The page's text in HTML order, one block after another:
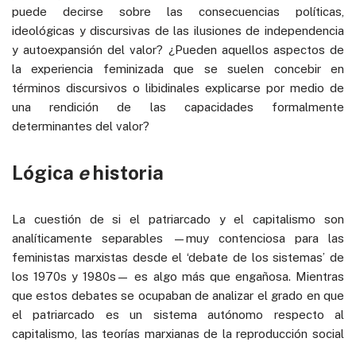
puede decirse sobre las consecuencias políticas,
ideológicas y discursivas de las ilusiones de independencia
y autoexpansión del valor? ¿Pueden aquellos aspectos de
la experiencia feminizada que se suelen concebir en
términos discursivos o libidinales explicarse por medio de
una rendición de las capacidades formalmente
determinantes del valor?
Lógica ehistoria
La cuestión de si el patriarcado y el capitalismo son
analíticamente separables —muy contenciosa para las
feministas marxistas desde el ‘debate de los sistemas’ de
los 1970s y 1980s— es algo más que engañosa. Mientras
que estos debates se ocupaban de analizar el grado en que
el patriarcado es un sistema autónomo respecto al
capitalismo, las teorías marxianas de la reproducción social